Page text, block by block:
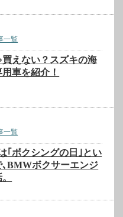
一覧
買えない？スズキの海
車を紹介！
一覧
｢ボクシングの日｣とい
､BMWボクサーエンジ